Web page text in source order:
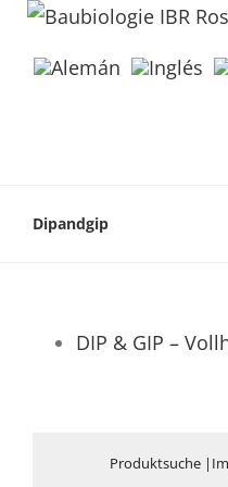
Dipandgip
DIP & GIP –
Produktsuche|